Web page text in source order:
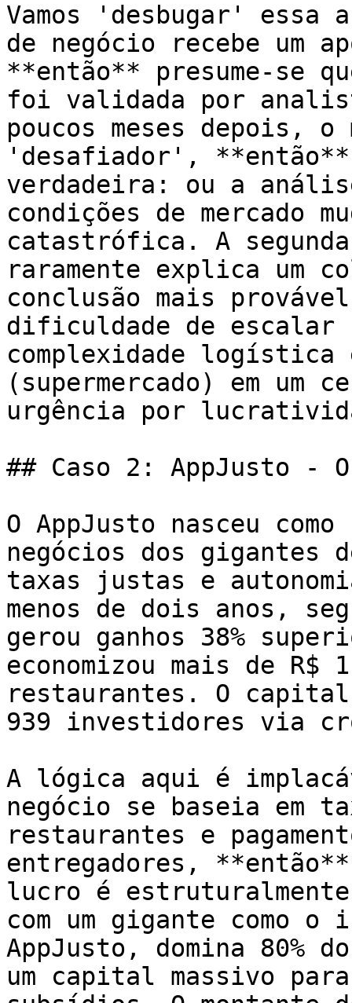
Vamos 'desbugar' essa
de negócio recebe um
**então** presume-se
foi validada por
poucos meses depois, o
'desafiador', **então**
verdadeira: ou a
condições de mercado
catastrófica. A
raramente explica um
conclusão mais
dificuldade de escalar
complexidade logística
(supermercado) em
urgência por
## Caso 2: AppJusto -
O AppJusto nasceu
negócios dos gigantes
taxas justas e
menos de dois anos,
gerou ganhos 38%
economizou mais de R$
restaurantes. O
939 investidores via
A lógica aqui é
negócio se baseia em
restaurantes e
entregadores,
lucro é
com um gigante como o
AppJusto, domina 80%
um capital massivo